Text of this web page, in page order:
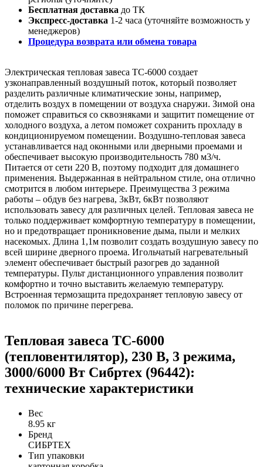
Бесплатная доставка до ТК
Экспресс-доставка 1-2 часа (уточняйте возможность у
менеджеров)
Процедура возврата или обмена товара
Электрическая тепловая завеса ТС-6000 создает
узконаправленный воздушный поток, который позволяет
разделить различные климатические зоны, например,
отделить воздух в помещении от воздуха снаружи. Зимой она
поможет справиться со сквозняками и защитит помещение от
холодного воздуха, а летом поможет сохранить прохладу в
кондиционируемом помещении. Воздушно-тепловая завеса
устанавливается над оконными или дверными проемами и
обеспечивает высокую производительность 780 м3/ч.
Питается от сети 220 В, поэтому подходит для домашнего
применения. Выдержанная в нейтральном стиле, она отлично
смотрится в любом интерьере. Преимущества 3 режима
работы – обдув без нагрева, 3кВт, 6кВт позволяют
использовать завесу для различных целей. Тепловая завеса не
только поддерживает комфортную температуру в помещении,
но и предотвращает проникновение дыма, пыли и мелких
насекомых. Длина 1,1м позволит создать воздушную завесу по
всей ширине дверного проема. Игольчатый нагревательный
элемент обеспечивает быстрый разогрев до заданной
температуры. Пульт дистанционного управления позволит
комфортно и точно выставить желаемую температуру.
Встроенная термозащита предохраняет тепловую завесу от
поломок по причине перегрева.
Тепловая завеса ТС-6000
(тепловентилятор), 230 В, 3 режима,
3000/6000 Вт Сибртех (96442):
технические характеристики
Вес
8.95 кг
Бренд
СИБРТЕХ
Тип упаковки